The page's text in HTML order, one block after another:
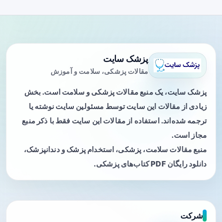
پزشک سایت
مقالات پزشکی، سلامت و آموزش
پزشک سایت، یک منبع مقالات پزشکی و سلامت است. بخش
زیادی از مقالات این سایت توسط مسئولین سایت نوشته یا
ترجمه شده‌اند. استفاده از مقالات این سایت فقط با ذکر منبع
مجاز است.
منبع مقالات سلامت، پزشکی، استخدام پزشک و دندانپزشک،
دانلود رایگان PDF کتاب‌های پزشکی.
شرکت